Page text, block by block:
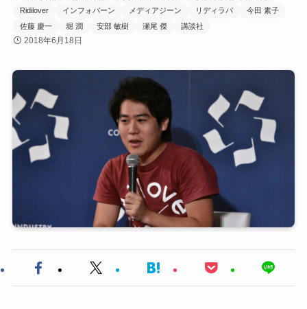
Ridilover
インフォバーン メディアジーン リディラバ
今田 素子
佐藤 慶一
堀 潤 安部 敏樹 瀬尾 傑 講談社
2018年6月18日